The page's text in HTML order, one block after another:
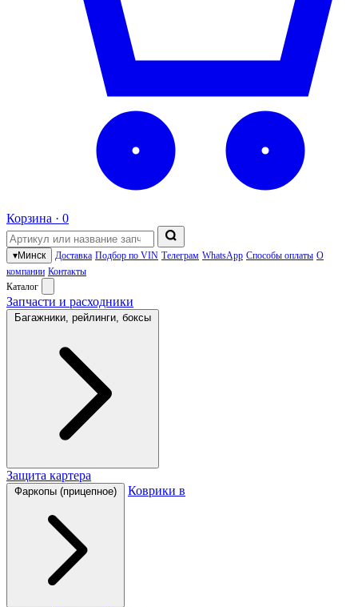
Корзина · 0
▾Минск Доставка Подбор по VIN Телеграм WhatsApp Способы оплаты О
компании Контакты
Каталог
Запчасти и расходники
Багажники, рейлинги, боксы
Защита картера
Фаркопы (прицепное) Коврики в